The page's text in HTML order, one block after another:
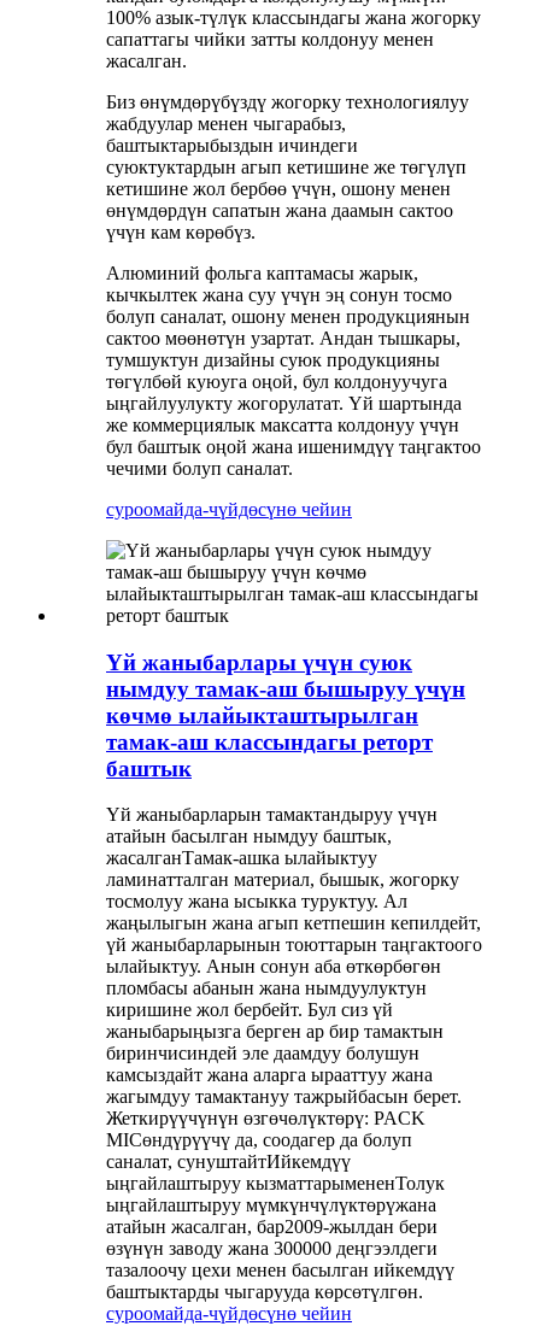
100% азык-түлүк классындагы жана жогорку
сапаттагы чийки затты колдонуу менен
жасалган.
Биз өнүмдөрүбүздү жогорку технологиялуу
жабдуулар менен чыгарабыз,
баштыктарыбыздын ичиндеги
суюктуктардын агып кетишине же төгүлүп
кетишине жол бербөө үчүн, ошону менен
өнүмдөрдүн сапатын жана даамын сактоо
үчүн кам көрөбүз.
Алюминий фольга каптамасы жарык,
кычкылтек жана суу үчүн эң сонун тосмо
болуп саналат, ошону менен продукциянын
сактоо мөөнөтүн узартат. Андан тышкары,
тумшуктун дизайны суюк продукцияны
төгүлбөй куюуга оңой, бул колдонуучуга
ыңгайлуулукту жогорулатат. Үй шартында
же коммерциялык максатта колдонуу үчүн
бул баштык оңой жана ишенимдүү таңгактоо
чечими болуп саналат.
суроомайда-чүйдөсүнө чейин
Үй жаныбарлары үчүн суюк
нымдуу тамак-аш бышыруу үчүн
көчмө ылайыкташтырылган
тамак-аш классындагы реторт
баштык
Үй жаныбарларын тамактандыруу үчүн
атайын басылган нымдуу баштык,
жасалганТамак-ашка ылайыктуу
ламинатталган материал, бышык, жогорку
тосмолуу жана ысыкка туруктуу. Ал
жаңылыгын жана агып кетпешин кепилдейт,
үй жаныбарларынын тоюттарын таңгактоого
ылайыктуу. Анын сонун аба өткөрбөгөн
пломбасы абанын жана нымдуулуктун
киришине жол бербейт. Бул сиз үй
жаныбарыңызга берген ар бир тамактын
биринчисиндей эле даамдуу болушун
камсыздайт жана аларга ырааттуу жана
жагымдуу тамактануу тажрыйбасын берет.
Жеткирүүчүнүн өзгөчөлүктөрү: PACK
MICөндүрүүчү да, соодагер да болуп
саналат, сунуштайтИйкемдүү
ыңгайлаштыруу кызматтарымененТолук
ыңгайлаштыруу мүмкүнчүлүктөрүжана
атайын жасалган, бар2009-жылдан бери
өзүнүн заводу жана 300000 деңгээлдеги
тазалоочу цехи менен басылган ийкемдүү
баштыктарды чыгарууда көрсөтүлгөн.
суроомайда-чүйдөсүнө чейин